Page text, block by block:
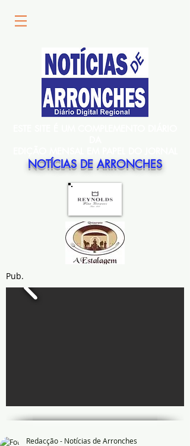
NOTÍCIAS DE ARRONCHES
Pub.
Redacção - Notícias de Arronches